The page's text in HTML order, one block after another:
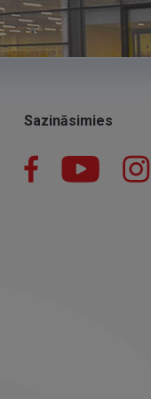
Sazināsimies
Facebook YouTube